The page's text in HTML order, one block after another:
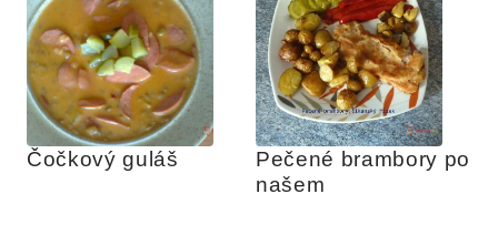
Čočkový guláš
Pečené brambory po
našem